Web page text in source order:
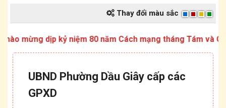
Thay đổi màu sắc
mừng dịp kỷ niệm 80 năm Cách mạng tháng Tám và
UBND Phường Dầu Giây cấp các
GPXD